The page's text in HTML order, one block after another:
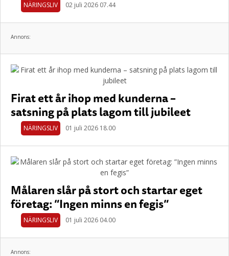
NÄRINGSLIV 02 juli 2026 07.44
Annons:
Firat ett år ihop med kunderna –
satsning på plats lagom till jubileet
NÄRINGSLIV 01 juli 2026 18.00
Målaren slår på stort och startar eget
företag: ”Ingen minns en fegis”
NÄRINGSLIV 01 juli 2026 04.00
Annons: